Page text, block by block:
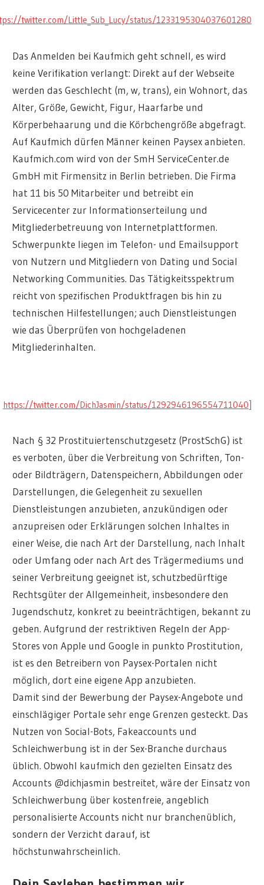
twitter.com/Little_Sub_Lucy/status/1233195304037601280
Das Anmelden bei Kaufmich geht schnell, es wird
keine Verifikation verlangt: Direkt auf der Webseite
werden das Geschlecht (m, w, trans), ein Wohnort, das
Alter, Größe, Gewicht, Figur, Haarfarbe und
Körperbehaarung und die Körbchengröße abgefragt.
Auf Kaufmich dürfen Männer keinen Paysex anbieten.
Kaufmich.com wird von der SmH ServiceCenter.de
GmbH mit Firmensitz in Berlin betrieben. Die Firma
hat 11 bis 50 Mitarbeiter und betreibt ein
Servicecenter zur Informationserteilung und
Mitgliederbetreuung von Internetplattformen.
Schwerpunkte liegen im Telefon- und Emailsupport
von Nutzern und Mitgliedern von Dating und Social
Networking Communities. Das Tätigkeitsspektrum
reicht von spezifischen Produktfragen bis hin zu
technischen Hilfestellungen; auch Dienstleistungen
wie das Überprüfen von hochgeladenen
Mitgliederinhalten.
https://twitter.com/DichJasmin/status/1292946196554711040]
Nach § 32 Prostituiertenschutzgesetz (ProstSchG) ist
es verboten, über die Verbreitung von Schriften, Ton-
oder Bildträgern, Datenspeichern, Abbildungen oder
Darstellungen, die Gelegenheit zu sexuellen
Dienstleistungen anzubieten, anzukündigen oder
anzupreisen oder Erklärungen solchen Inhaltes in
einer Weise, die nach Art der Darstellung, nach Inhalt
oder Umfang oder nach Art des Trägermediums und
seiner Verbreitung geeignet ist, schutzbedürftige
Rechtsgüter der Allgemeinheit, insbesondere den
Jugendschutz, konkret zu beeinträchtigen, bekannt zu
geben. Aufgrund der restriktiven Regeln der App-
Stores von Apple und Google in punkto Prostitution,
ist es den Betreibern von Paysex-Portalen nicht
möglich, dort eine eigene App anzubieten.
Damit sind der Bewerbung der Paysex-Angebote und
einschlägiger Portale sehr enge Grenzen gesteckt. Das
Nutzen von Social-Bots, Fakeaccounts und
Schleichwerbung ist in der Sex-Branche durchaus
üblich. Obwohl kaufmich den gezielten Einsatz des
Accounts @dichjasmin bestreitet, wäre der Einsatz von
Schleichwerbung über kostenfreie, angeblich
personalisierte Accounts nicht nur branchenüblich,
sondern der Verzicht darauf, ist
höchstunwahrscheinlich.